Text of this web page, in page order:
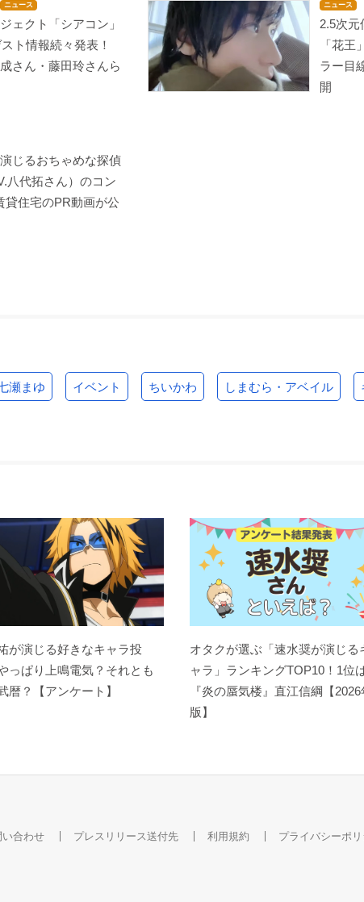
ニュース
ェクト「シアコン」
ト情報続々発表！
さん・藤田玲さんら
ニュース
2.5次元
「花王
ラー目
開
じるおちゃめな探偵
八代拓さん）のコン
貸住宅のPR動画が公
瀬まゆ イベント ちいかわ しまむら・アベイル
が演じる好きなキャラ投
っぱり上鳴電気？それとも
暦？【アンケート】
オタクが選ぶ「速水奨が演じる
ャラ」ランキングTOP10！1位
『炎の蜃気楼』直江信綱【2026
版】
い合わせ プレスリリース送付先 利用規約 プライバシーポ